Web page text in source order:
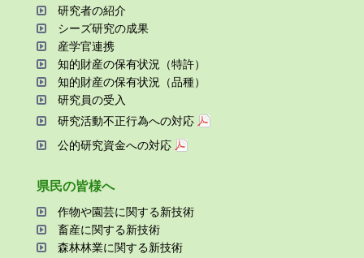
研究者の紹介
シーズ研究の成果
産学官連携
知的財産の保有状況（特許）
知的財産の保有状況（品種）
研究員の受⼊
研究活動不正⾏為への対応
公的研究資金への対応
県⺠の皆様へ
作物や園芸に関する新技術
畜産に関する新技術
森林林業に関する新技術